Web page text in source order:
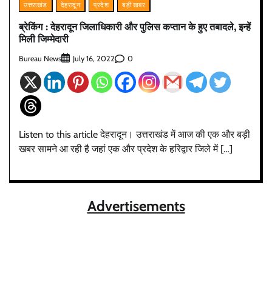
उत्तराखंड देहरादून प्रदेश बड़ी खबर
ब्रेकिंग : देहरादून जिलाधिकारी और पुलिस कप्तान के हुए तबादले, इन्हें
मिली जिम्मेदारी
Bureau News July 16, 2022 0
Listen to this article देहरादून। उत्तराखंड में आज की एक और बड़ी
खबर सामने आ रही है जहां एक और प्रदेश के हरिद्वार जिले में […]
Advertisements